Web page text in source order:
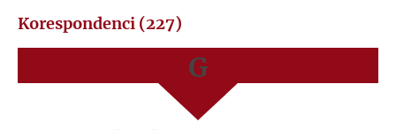
J
Korespondenci (227)
G
H